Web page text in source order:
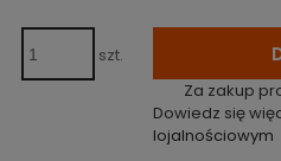
szt.
Za zakup
Dowiedz się
lojalnościowym